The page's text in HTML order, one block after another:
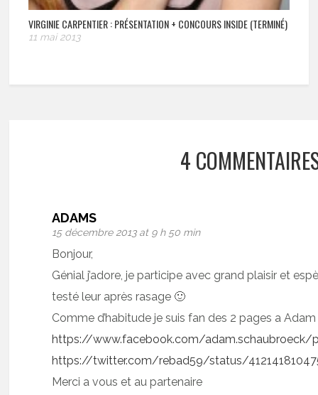
VIRGINIE CARPENTIER : PRÉSENTATION + CONCOURS INSIDE (TERMINÉ)
11 mai 2013
4
ADAMS
15 décembre 2013 at 9 h 50 min
Bonjour,
Génial j’adore, je participe avec grand plaisir et
testé leur après rasage 🙂
Comme d’habitude je suis fan des 2 pages a
https://www.facebook.com/adam.schaubroeck/
https://twitter.com/rebad59/status/
Merci a vous et au partenaire